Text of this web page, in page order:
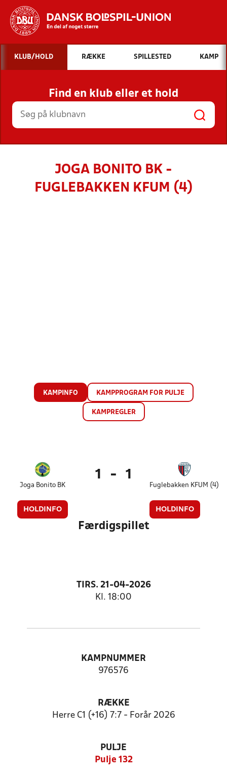
Hvad vil du søge efter?
INDHOLD OG NYHEDER
STILLINGER, RESULTATER, KLUBBER OG
HOLD
KLUB/HOLD RÆKKE SPILLESTED KAMP
Find en klub eller et hold
JOGA BONITO BK -
FUGLEBAKKEN KFUM (4)
KAMPINFO KAMPPROGRAM FOR PULJE
KAMPREGLER
Joga Bonito BK
HOLDINFO
1 - 1
Fuglebakken KFUM (4)
HOLDINFO
Færdigspillet
TIRS. 21-04-2026
Kl. 18:00
KAMPNUMMER
976576
RÆKKE
Herre C1 (+16) 7:7 - Forår 2026
PULJE
Pulje 132